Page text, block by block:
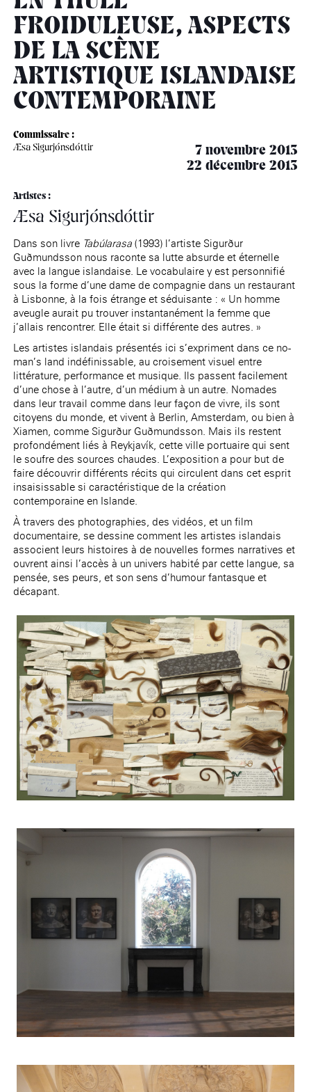
FROIDULEUSE, ASPECTS
DE LA SCÈNE
ARTISTIQUE ISLANDAISE
CONTEMPORAINE
7 novembre 2013
22 décembre 2013
Commissaire :
Æsa Sigurjónsdóttir
Artistes :
Æsa Sigurjónsdóttir
Dans son livre Tabúlarasa (1993) l’artiste Sigurður
Guðmundsson nous raconte sa lutte absurde et éternelle
avec la langue islandaise. Le vocabulaire y est personnifié
sous la forme d’une dame de compagnie dans un restaurant
à Lisbonne, à la fois étrange et séduisante : « Un homme
aveugle aurait pu trouver instantanément la femme que
j’allais rencontrer. Elle était si différente des autres. »
Les artistes islandais présentés ici s’expriment dans ce no-
man’s land indéfinissable, au croisement visuel entre
littérature, performance et musique. Ils passent facilement
d’une chose à l’autre, d’un médium à un autre. Nomades
dans leur travail comme dans leur façon de vivre, ils sont
citoyens du monde, et vivent à Berlin, Amsterdam, ou bien à
Xiamen, comme Sigurður Guðmundsson. Mais ils restent
profondément liés à Reykjavík, cette ville portuaire qui sent
le soufre des sources chaudes. L’exposition a pour but de
faire découvrir différents récits qui circulent dans cet esprit
insaisissable si caractéristique de la création
contemporaine en Islande.
À travers des photographies, des vidéos, et un film
documentaire, se dessine comment les artistes islandais
associent leurs histoires à de nouvelles formes narratives et
ouvrent ainsi l’accès à un univers habité par cette langue, sa
pensée, ses peurs, et son sens d’humour fantasque et
décapant.
âge, à laMaison nationale
des artistes(EHPAD) Accueil
Fondation
Rotonde Balzac de l’Hôtel
Salomon de Rothschild
Jardin public de l’Hôtel
Salomon de Rothschild